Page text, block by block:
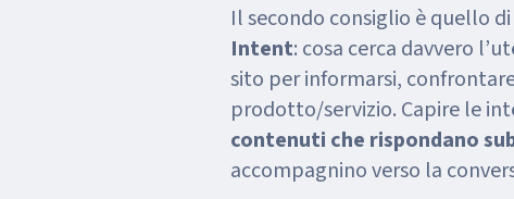
Il secondo consiglio è quello di
Intent: cosa cerca davvero
sito per informarsi,
prodotto/servizio. Capire le
contenuti che rispondano
accompagnino verso la